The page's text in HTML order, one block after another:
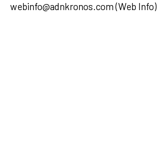
webinfo@adnkronos.com (Web Info)